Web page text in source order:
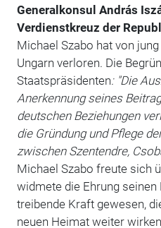
Generalkonsul András
Verdienstkreuz der
Michael Szabo hat von
Ungarn verloren. Die
Staatspräsidenten: "Die
Anerkennung seines
deutschen Beziehungen
die Gründung und Pflege
zwischen Szentendre,
Michael Szabo freute sich
widmete die Ehrung
treibende Kraft gewesen,
neuen Heimat weiter